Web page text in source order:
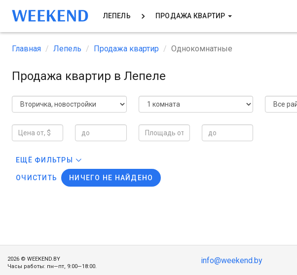
ЛЕПЕЛЬ ПРОДАЖА КВАРТИР
Главная Лепель Продажа квартир Однокомнатные
Продажа квартир в Лепеле
ЕЩЁ ФИЛЬТРЫ
ОЧИСТИТЬ НИЧЕГО НЕ НАЙДЕНО
2026 © WEEKEND.BY
Часы работы: пн—пт, 9:00—18:00.
info@weekend.by